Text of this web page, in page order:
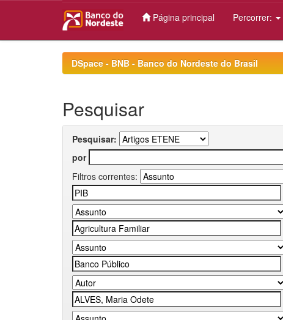
Página principal Percorrer:
DSpace - BNB - Banco do Nordeste do Brasil
Pesquisar
Pesquisar:
por
Filtros correntes: